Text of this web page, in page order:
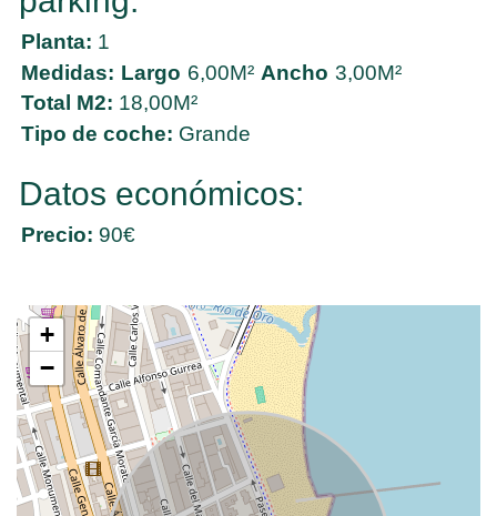
Planta: 1
Medidas: Largo 6,00M² Ancho 3,00M²
Total M2: 18,00M²
Tipo de coche: Grande
Datos económicos:
Precio: 90€
+
−